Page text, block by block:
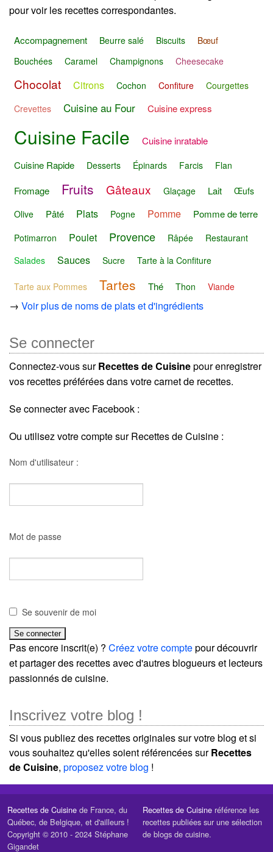
pour voir les recettes correspondantes.
Accompagnement Beurre salé Biscuits
Bœuf
Bouchées
Caramel Champignons Cheesecake
Chocolat Citrons Cochon Confiture
Courgettes
Crevettes
Cuisine au Four Cuisine express
Cuisine Facile
Cuisine inratable
Cuisine Rapide
Desserts Épinards Farcis Flan
Fromage Fruits Gâteaux Glaçage Lait
Œufs
Olive
Pâté Plats Pogne Pomme Pomme de terre
Potimarron Poulet Provence Râpée
Restaurant
Salades
Sauces Sucre Tarte à la Confiture
Tarte aux Pommes Tartes Thé Thon Viande
→ Voir plus de noms de plats et d'ingrédients
Se connecter
Connectez-vous surRecettes de Cuisinepour enregistrer
vos recettes préférées dans votre carnet de recettes.
Se connecter avec Facebook :
Ou utilisez votre compte sur Recettes de Cuisine :
Nom d'utilisateur :
Mot de passe
Se souvenir de moi
Pas encore inscrit(e) ? Créez votre comptepour découvrir
et partager des recettes avec d'autres blogueurs et lecteurs
passionnés de cuisine.
Inscrivez votre blog !
Si vous publiez des recettes originales sur votre blog et si
vous souhaitez qu'elles soient référencées surRecettes
de Cuisine, proposez votre blog !
Recettes de Cuisine de France, du
Québec, de Belgique, et d'ailleurs !
Copyright © 2010 - 2024 Stéphane
Gigandet
Recettes de Cuisine référence les
recettes publiées sur une sélection
de blogs de cuisine.